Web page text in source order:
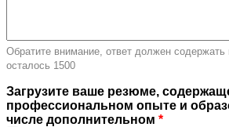
Обратите внимание, ответ должен содержать
осталось 1500
Загрузите ваше резюме,
профессиональном опыте и
числе дополнительном *